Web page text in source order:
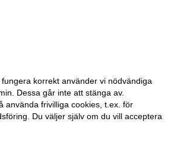
korrekt använder vi nödvändiga
Dessa går inte att stänga av.
använda frivilliga cookies, t.ex. för
Du väljer själv om du vill acceptera